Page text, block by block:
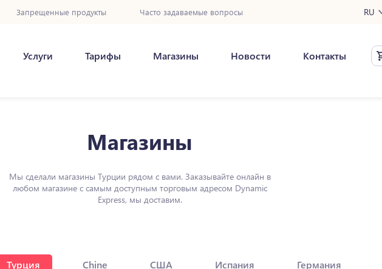
Запрещенные продукты Часто задаваемые вопросы RU
Услуги Тарифы Магазины Новости Контакты
Магазины
Мы сделали магазины Турции рядом с вами. Заказывайте онлайн в
любом магазине с самым доступным торговым адресом Dynamic
Express, мы доставим.
Турция Chine США Испания Германия